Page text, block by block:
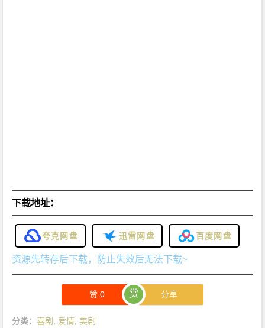
下载地址：
夸克网盘 迅雷网盘 百度网盘
资源先转存后下载，防止失效后无法下载~
赞0 赏 分享
分类：喜剧 爱情 ,美剧